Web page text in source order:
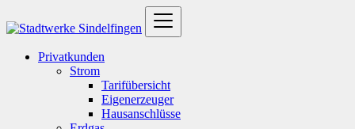
Privatkunden
Strom
Tarifübersicht
Eigenerzeuger
Hausanschlüsse